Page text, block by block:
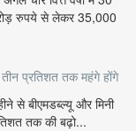
रुपये से लेकर 35,000
प्रतिशत तक महंगे होंगे
से बीएमडब्ल्यू और मिनी
तक की बढ़ो...